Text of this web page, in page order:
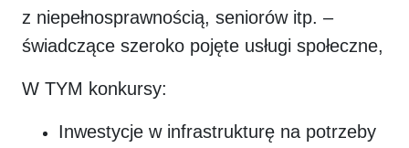
z niepełnosprawnością, seniorów itp. –
świadczące szeroko pojęte usługi społeczne,
W TYM konkursy:
Inwestycje w infrastrukturę na potrzeby